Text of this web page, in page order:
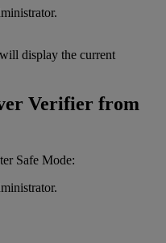
display the current
Verifier from
Safe Mode: